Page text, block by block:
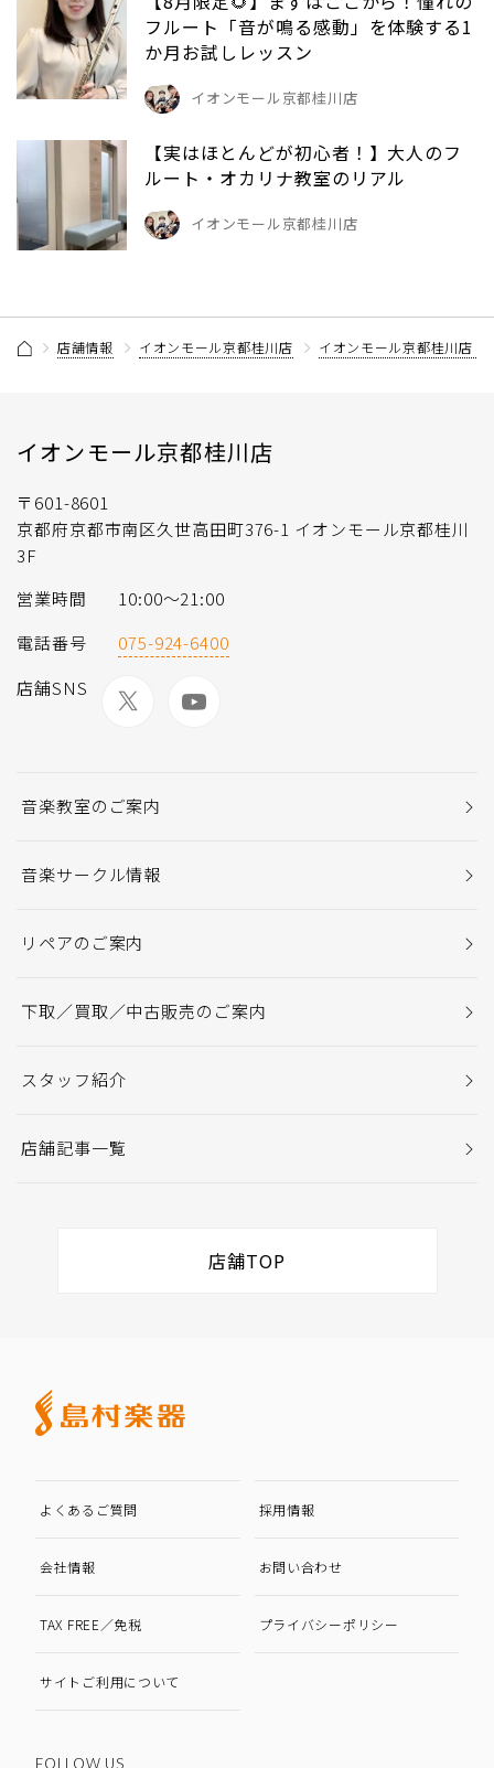
フルート「音が鳴る感動」を体験する1
か月お試しレッスン
イオンモール京都桂川店
【実はほとんどが初心者！】大人のフ
ルート・オカリナ教室のリアル
イオンモール京都桂川店
店舗情報 イオンモール京都桂川店 イオンモール京都桂川店
イオンモール京都桂川店
〒601-8601
京都府京都市南区久世高田町376-1 イオンモール京都桂川
3F
営業時間
10:00〜21:00
電話番号
075-924-6400
店舗SNS
音楽教室のご案内
音楽サークル情報
リペアのご案内
下取／買取／中古販売のご案内
スタッフ紹介
店舗記事一覧
店舗TOP
よくあるご質問 採用情報
会社情報 お問い合わせ
TAX FREE／免税 プライバシーポリシー
サイトご利用について
FOLLOW US